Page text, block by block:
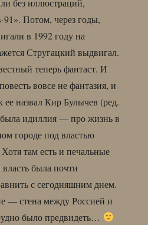
без иллюстраций,
91». Потом, через годы,
в 1992 году на
Стругацкий выдвигал.
теперь фантаст. И
вовсе не фантазия, и
ее назвал Кир Булычев (ред.
идиллия — про жизнь в
городе под властью
там есть и печальные
была почти
с сегодняшним днем.
— стена между Россией и
было предвидеть…